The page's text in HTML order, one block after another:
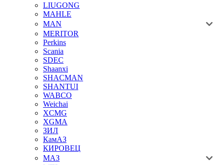
LIUGONG
MAHLE
MAN
MERITOR
Perkins
Scania
SDEC
Shaanxi
SHACMAN
SHANTUI
WABCO
Weichai
XCMG
XGMA
ЗИЛ
КамАЗ
КИРОВЕЦ
МАЗ